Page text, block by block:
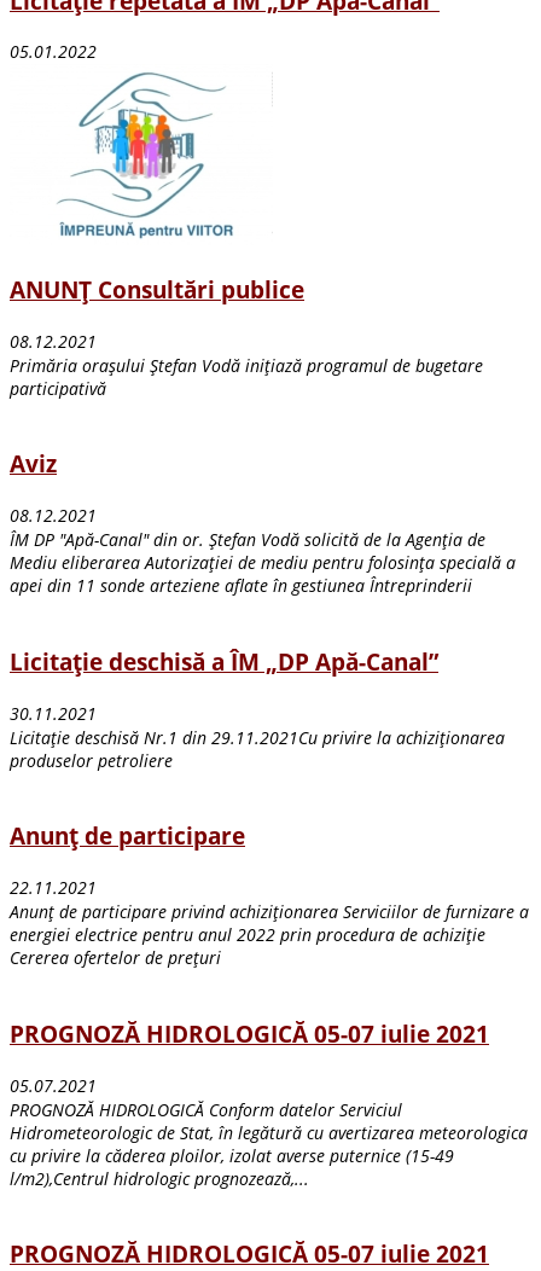
05.01.2022
ANUNŢ Consultări publice
08.12.2021
Primăria oraşului Ştefan Vodă iniţiază programul de bugetare
participativă
Aviz
08.12.2021
ÎM DP "Apă-Canal" din or. Ştefan Vodă solicită de la Agenţia de
Mediu eliberarea Autorizaţiei de mediu pentru folosinţa specială a
apei din 11 sonde arteziene aflate în gestiunea Întreprinderii
Licitație deschisă a ÎM „DP Apă-Canal”
30.11.2021
Licitație deschisă Nr.1 din 29.11.2021Cu privire la achiziționarea
produselor petroliere
Anunţ de participare
22.11.2021
Anunţ de participare privind achiziţionarea Serviciilor de furnizare a
energiei electrice pentru anul 2022 prin procedura de achiziţie
Cererea ofertelor de preţuri
PROGNOZĂ HIDROLOGICĂ 05-07 iulie 2021
05.07.2021
PROGNOZĂ HIDROLOGICĂ Conform datelor Serviciul
Hidrometeorologic de Stat, în legătură cu avertizarea meteorologica
cu privire la căderea ploilor, izolat averse puternice (15-49
l/m2),Centrul hidrologic prognozează,...
PROGNOZĂ HIDROLOGICĂ 05-07 iulie 2021